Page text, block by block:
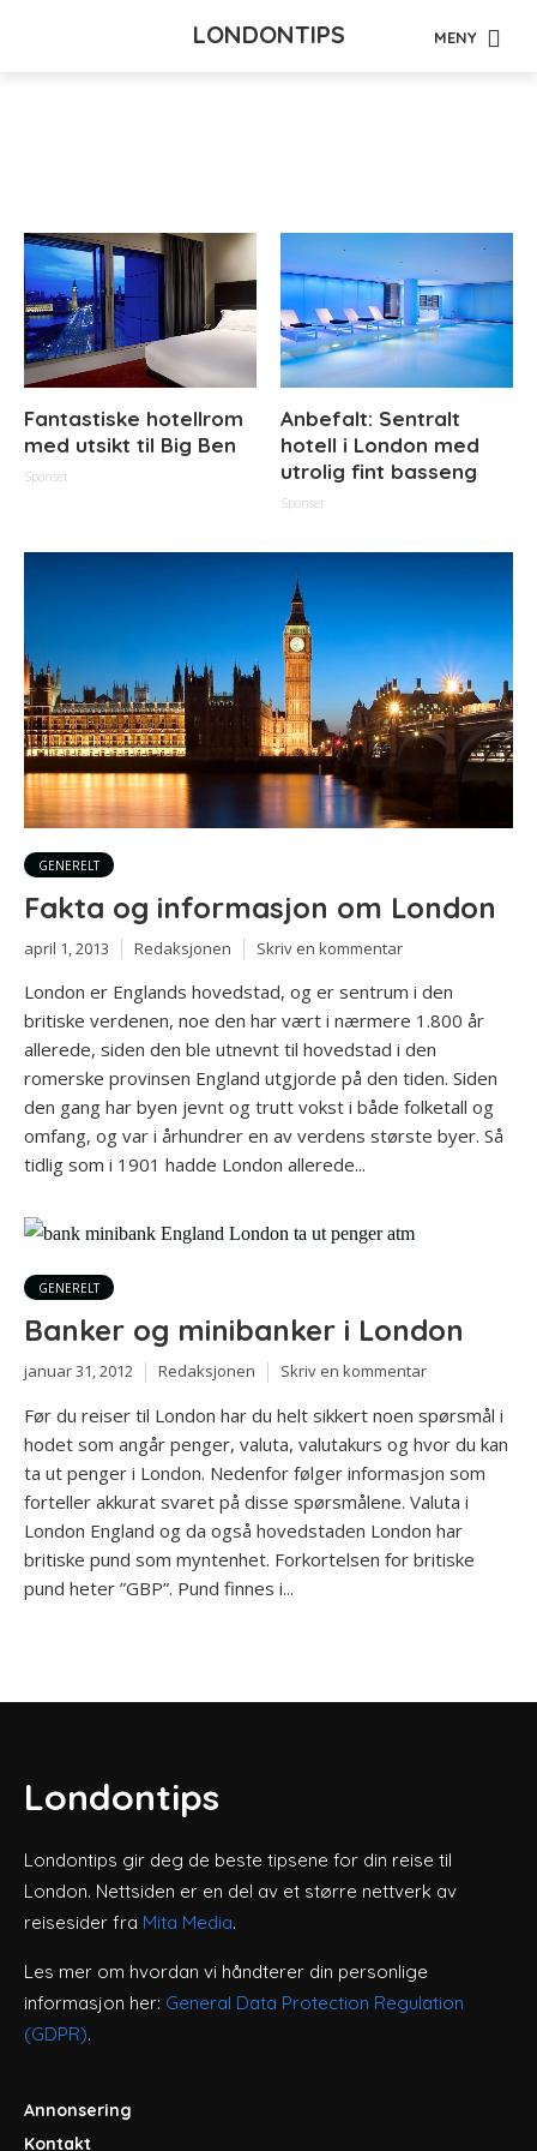
LONDONTIPS MENY
Fantastiske hotellrom
med utsikt til Big Ben
Sponset
Anbefalt: Sentralt
hotell i London med
utrolig fint basseng
Sponset
GENERELT
Fakta og informasjon om London
april 1, 2013 Redaksjonen Skriv en kommentar
London er Englands hovedstad, og er sentrum i den
britiske verdenen, noe den har vært i nærmere 1.800 år
allerede, siden den ble utnevnt til hovedstad i den
romerske provinsen England utgjorde på den tiden. Siden
den gang har byen jevnt og trutt vokst i både folketall og
omfang, og var i århundrer en av verdens største byer. Så
tidlig som i 1901 hadde London allerede...
GENERELT
Banker og minibanker i London
januar 31, 2012 Redaksjonen Skriv en kommentar
Før du reiser til London har du helt sikkert noen spørsmål i
hodet som angår penger, valuta, valutakurs og hvor du kan
ta ut penger i London. Nedenfor følger informasjon som
forteller akkurat svaret på disse spørsmålene. Valuta i
London England og da også hovedstaden London har
britiske pund som myntenhet. Forkortelsen for britiske
pund heter ”GBP”. Pund finnes i...
Londontips
Londontips gir deg de beste tipsene for din reise til
London. Nettsiden er en del av et større nettverk av
reisesider fra Mita Media.
Les mer om hvordan vi håndterer din personlige
informasjon her: General Data Protection Regulation
(GDPR).
Annonsering
Kontakt